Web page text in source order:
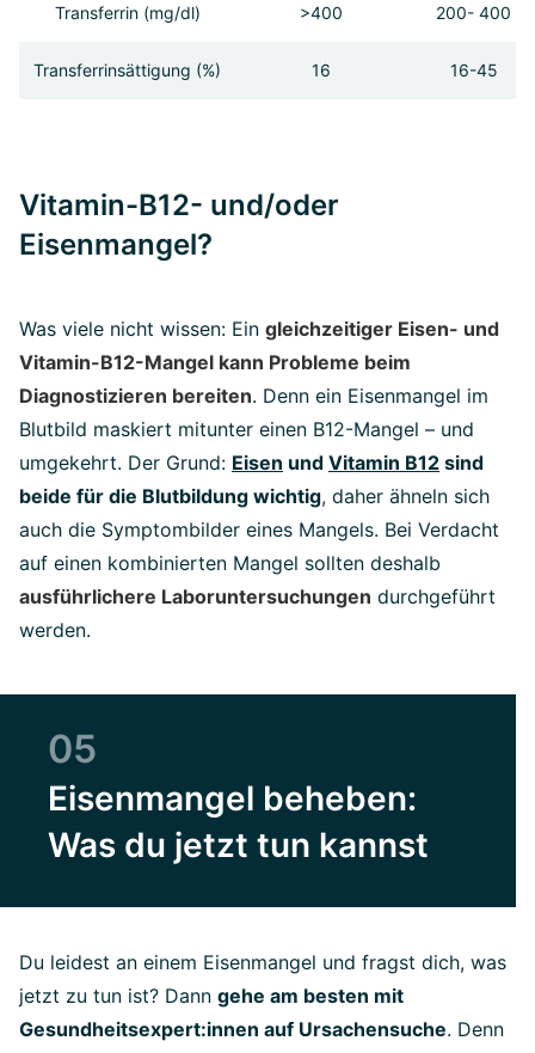
Transferrin (mg/dl) >400 200- 400
Transferrinsättigung (%) 16 16-45
Vitamin-B12- und/oder
Eisenmangel?
Was viele nicht wissen: Ein gleichzeitiger Eisen- und
Vitamin-B12-Mangel kann Probleme beim
Diagnostizieren bereiten. Denn ein Eisenmangel im
Blutbild maskiert mitunter einen B12-Mangel – und
umgekehrt. Der Grund: Eisen und Vitamin B12 sind
beide für die Blutbildung wichtig, daher ähneln sich
auch die Symptombilder eines Mangels. Bei Verdacht
auf einen kombinierten Mangel sollten deshalb
ausführlichere Laboruntersuchungen durchgeführt
werden.
05
Eisenmangel beheben:
Was du jetzt tun kannst
Du leidest an einem Eisenmangel und fragst dich, was
jetzt zu tun ist? Dann gehe am besten mit
Gesundheitsexpert:innen auf Ursachensuche. Denn